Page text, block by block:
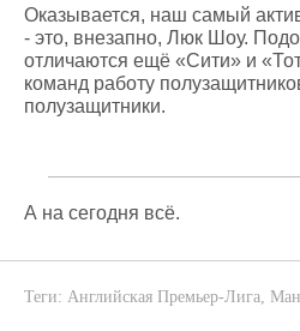
Оказывается, наш самый
- это, внезапно, Люк Шоу.
отличаются ещё «Сити» и
команд работу
полузащитники.
А на сегодня всё.
Теги: Английская Премьер-Лига